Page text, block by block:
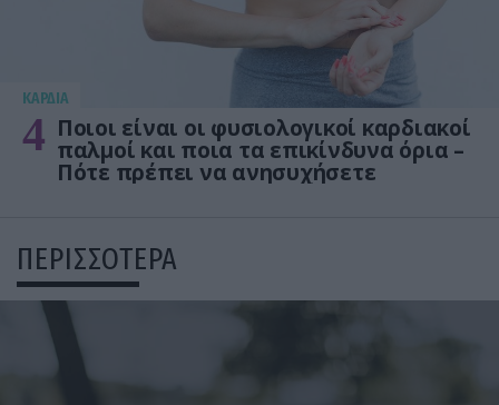
KΑΡΔΙΑ
4 Ποιοι είναι οι φυσιολογικοί καρδιακοί
παλμοί και ποια τα επικίνδυνα όρια –
Πότε πρέπει να ανησυχήσετε
ΠΕΡΙΣΣΟΤΕΡΑ